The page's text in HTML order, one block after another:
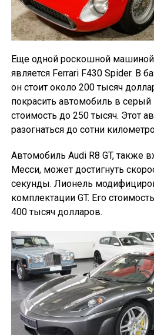
Еще одной роскошной
является Ferrari F430 Spider. В
он стоит около 200 тысяч
покрасить автомобиль в серый
стоимость до 250 тысяч. Этот
разогнаться до сотни
Автомобиль Audi R8 GT, также
Месси, может достигнуть
секунды. Лионель
комплектации GT. Его
400 тысяч долларов.